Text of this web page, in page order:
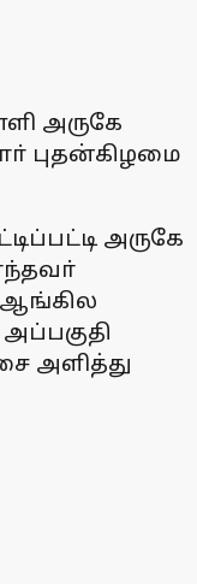
அருகே
புதன்கிழமை
அருகே
ஆங்கில
அளித்து